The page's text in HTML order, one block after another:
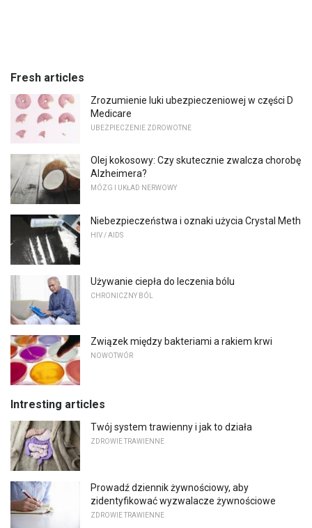
Fresh articles
Zrozumienie luki ubezpieczeniowej w części D
Medicare
UBEZPIECZENIE ZDROWOTNE
Olej kokosowy: Czy skutecznie zwalcza chorobę
Alzheimera?
MÓZG I UKŁAD NERWOWY
Niebezpieczeństwa i oznaki użycia Crystal Meth
HIV / AIDS
Używanie ciepła do leczenia bólu
CHRONICZNY BÓL
Związek między bakteriami a rakiem krwi
NOWOTWÓR
Intresting articles
Twój system trawienny i jak to działa
ZDROWIE TRAWIENNE
Prowadź dziennik żywnościowy, aby
zidentyfikować wyzwalacze żywnościowe
ZDROWIE TRAWIENNE